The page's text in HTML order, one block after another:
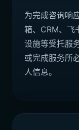
为完成咨询响
箱、CRM、飞
设施等受托服
或完成服务所
人信息。